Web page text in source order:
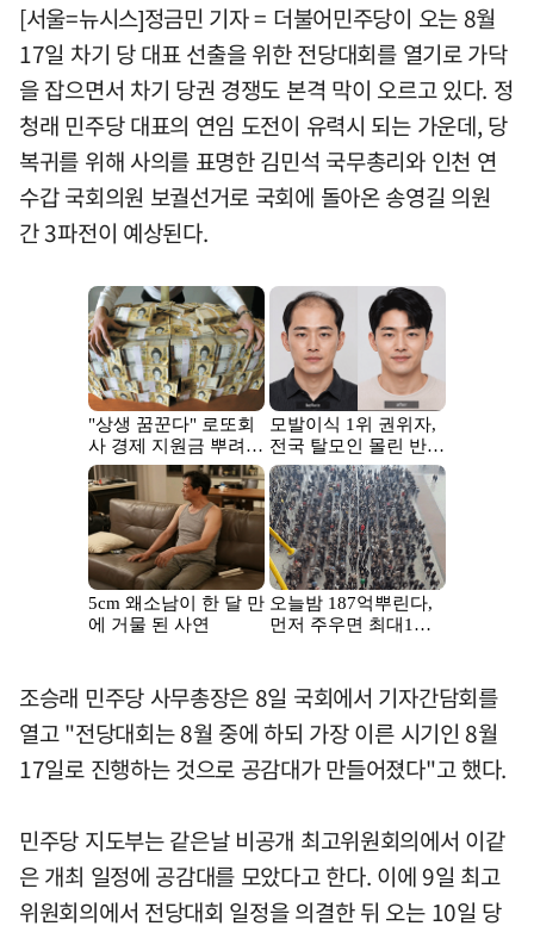
[서울=뉴시스]정금민 기자 = 더불어민주당이 오는 8월
17일 차기 당 대표 선출을 위한 전당대회를 열기로 가닥
을 잡으면서 차기 당권 경쟁도 본격 막이 오르고 있다. 정
청래 민주당 대표의 연임 도전이 유력시 되는 가운데, 당
복귀를 위해 사의를 표명한 김민석 국무총리와 인천 연
수갑 국회의원 보궐선거로 국회에 돌아온 송영길 의원
간 3파전이 예상된다.
조승래 민주당 사무총장은 8일 국회에서 기자간담회를
열고 "전당대회는 8월 중에 하되 가장 이른 시기인 8월
17일로 진행하는 것으로 공감대가 만들어졌다"고 했다.
민주당 지도부는 같은날 비공개 최고위원회의에서 이같
은 개최 일정에 공감대를 모았다고 한다. 이에 9일 최고
위원회의에서 전당대회 일정을 의결한 뒤 오는 10일 당